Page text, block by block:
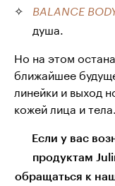
BALANCE
душа.
Но на этом
ближайшее
линейки и выход
кожей лица и тела.
Если у вас
продуктам
обращаться к